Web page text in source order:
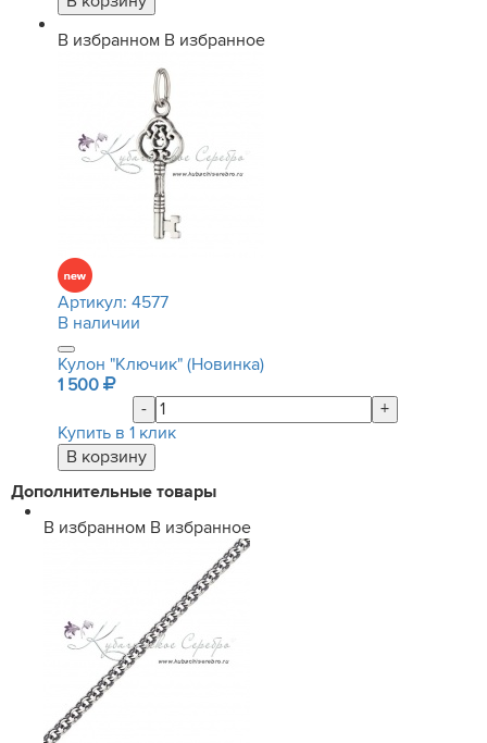
В избранном В избранное
Артикул: 4577
В наличии
Кулон "Ключик" (Новинка)
1 500
-
+
Купить в 1 клик
Дополнительные товары
В избранном В избранное